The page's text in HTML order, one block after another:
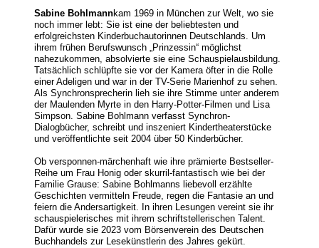
Sabine Bohlmannkam 1969 in München zur Welt, wo sie
noch immer lebt: Sie ist eine der beliebtesten und
erfolgreichsten Kinderbuchautorinnen Deutschlands. Um
ihrem frühen Berufswunsch „Prinzessin“ möglichst
nahezukommen, absolvierte sie eine Schauspielausbildung.
Tatsächlich schlüpfte sie vor der Kamera öfter in die Rolle
einer Adeligen und war in der TV-Serie Marienhof zu sehen.
Als Synchronsprecherin lieh sie ihre Stimme unter anderem
der Maulenden Myrte in den Harry-Potter-Filmen und Lisa
Simpson. Sabine Bohlmann verfasst Synchron-
Dialogbücher, schreibt und inszeniert Kindertheaterstücke
und veröffentlichte seit 2004 über 50 Kinderbücher.
Ob versponnen-märchenhaft wie ihre prämierte Bestseller-
Reihe um Frau Honig oder skurril-fantastisch wie bei der
Familie Grause: Sabine Bohlmanns liebevoll erzählte
Geschichten vermitteln Freude, regen die Fantasie an und
feiern die Andersartigkeit. In ihren Lesungen vereint sie ihr
schauspielerisches mit ihrem schriftstellerischen Talent.
Dafür wurde sie 2023 vom Börsenverein des Deutschen
Buchhandels zur Lesekünstlerin des Jahres gekürt.